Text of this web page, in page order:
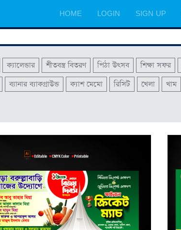
HOME LOGIN SIGN UP
ক্যালেন্ডার শীতবস্ত্র বিতরণ পিঠা উৎসব শিক্ষা সফর
ব্যানার ব্যাকগ্রাউন্ড ক্যাশ মেমো রিসিট খেলা খাম